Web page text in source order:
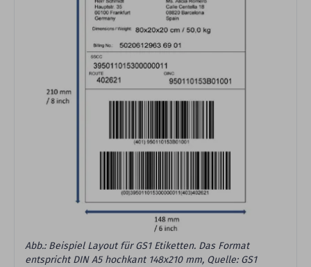
Abb.: Beispiel Layout für GS1 Etiketten. Das Format
entspricht DIN A5 hochkant 148x210 mm, Quelle: GS1